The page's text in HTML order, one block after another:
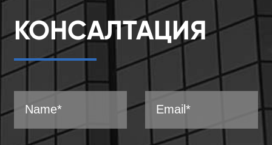
КОНСАЛТАЦИЯ